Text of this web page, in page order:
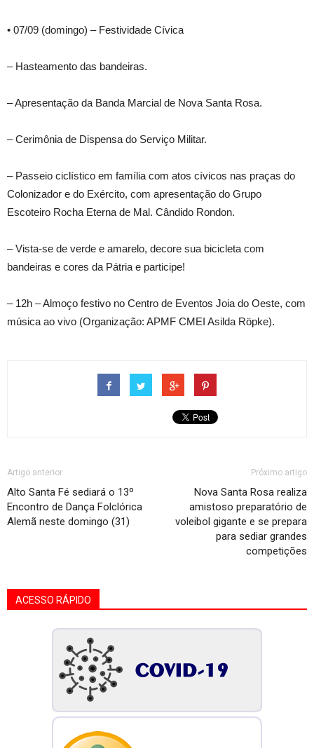
• 07/09 (domingo) – Festividade Cívica
– Hasteamento das bandeiras.
– Apresentação da Banda Marcial de Nova Santa Rosa.
– Cerimônia de Dispensa do Serviço Militar.
– Passeio ciclístico em família com atos cívicos nas praças do
Colonizador e do Exército, com apresentação do Grupo
Escoteiro Rocha Eterna de Mal. Cândido Rondon.
– Vista-se de verde e amarelo, decore sua bicicleta com
bandeiras e cores da Pátria e participe!
– 12h – Almoço festivo no Centro de Eventos Joia do Oeste, com
música ao vivo (Organização: APMF CMEI Asilda Röpke).
Artigo anterior
Alto Santa Fé sediará o 13º
Encontro de Dança Folclórica
Alemã neste domingo (31)
Próximo artigo
Nova Santa Rosa realiza
amistoso preparatório de
voleibol gigante e se prepara
para sediar grandes
competições
ACESSO RÁPIDO